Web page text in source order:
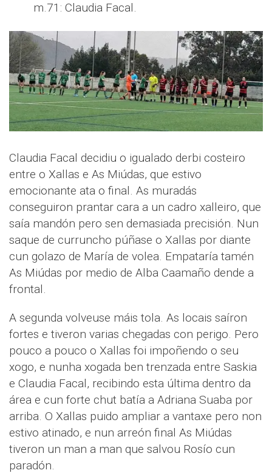
m.71: Claudia Facal.
Claudia Facal decidiu o igualado derbi costeiro
entre o Xallas e As Miúdas, que estivo
emocionante ata o final. As muradás
conseguiron prantar cara a un cadro xalleiro, que
saía mandón pero sen demasiada precisión. Nun
saque de curruncho púñase o Xallas por diante
cun golazo de María de volea. Empataría tamén
As Miúdas por medio de Alba Caamaño dende a
frontal.
A segunda volveuse máis tola. As locais saíron
fortes e tiveron varias chegadas con perigo. Pero
pouco a pouco o Xallas foi impoñendo o seu
xogo, e nunha xogada ben trenzada entre Saskia
e Claudia Facal, recibindo esta última dentro da
área e cun forte chut batía a Adriana Suaba por
arriba. O Xallas puido ampliar a vantaxe pero non
estivo atinado, e nun arreón final As Miúdas
tiveron un man a man que salvou Rosío cun
paradón.